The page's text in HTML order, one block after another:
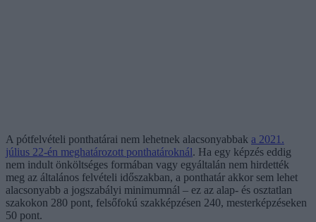
A pótfelvételi ponthatárai nem lehetnek alacsonyabbak a 2021.
július 22-én meghatározott ponthatároknál. Ha egy képzés eddig
nem indult önköltséges formában vagy egyáltalán nem hirdették
meg az általános felvételi időszakban, a ponthatár akkor sem lehet
alacsonyabb a jogszabályi minimumnál – ez az alap- és osztatlan
szakokon 280 pont, felsőfokú szakképzésen 240, mesterképzéseken
50 pont.